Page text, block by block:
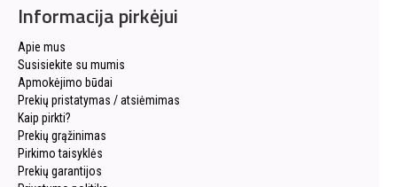
Informacija pirkėjui
Apie mus
Susisiekite su mumis
Apmokėjimo būdai
Prekių pristatymas / atsiėmimas
Kaip pirkti?
Prekių grąžinimas
Pirkimo taisyklės
Prekių garantijos